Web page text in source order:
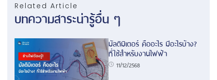
Related Article
บทความสาระน่ารู้อื่น ๆ
มัลติมิเตอร์ คืออะไร มีอะไรบ้าง?
ที่ใช้สำหรับงานไฟฟ้า
11/12/2568